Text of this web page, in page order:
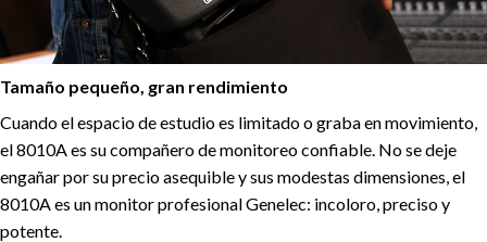
Tamaño pequeño, gran rendimiento
Cuando el espacio de estudio es limitado o graba en movimiento,
el 8010A es su compañero de monitoreo confiable. No se deje
engañar por su precio asequible y sus modestas dimensiones, el
8010A es un monitor profesional Genelec: incoloro, preciso y
potente.